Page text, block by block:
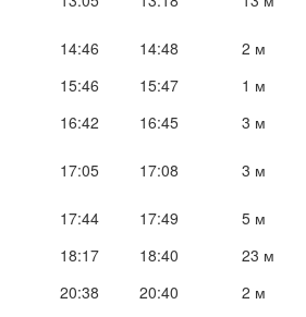
14:46 14:48
2 м
15:46 15:47
1 м
16:42 16:45
3 м
17:05 17:08 3 м
17:44 17:49
5 м
18:17 18:40
23 м
20:38 20:40
2 м